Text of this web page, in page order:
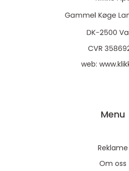
web:
Menu
Reklame
Om oss